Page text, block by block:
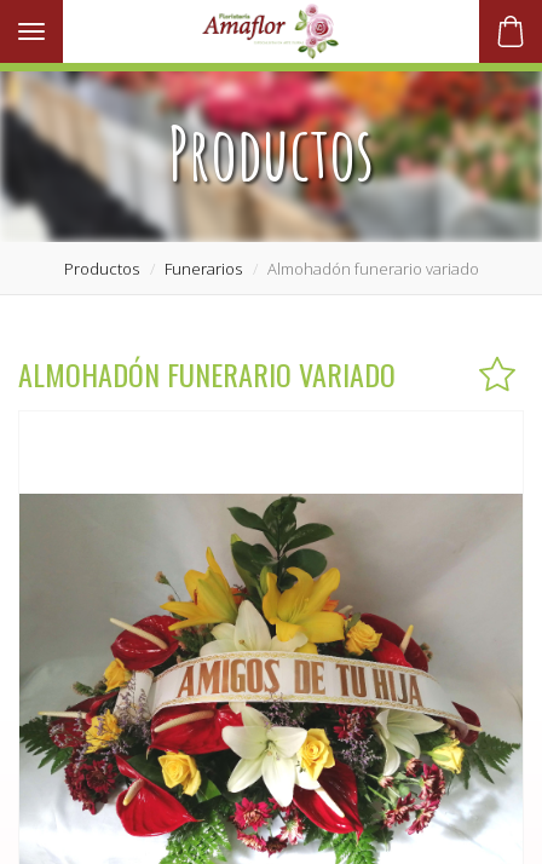
Toggle navigation
Productos
Productos Funerarios Almohadón funerario variado
ALMOHADÓN FUNERARIO VARIADO